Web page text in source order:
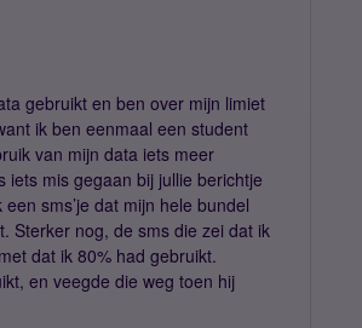
gebruikt en ben over mijn limiet
ik ben eenmaal een student
van mijn data iets meer
mis gegaan bij jullie berichtje
sms’je dat mijn hele bundel
Sterker nog, de sms die zei dat ik
dat ik 80% had gebruikt.
en veegde die weg toen hij